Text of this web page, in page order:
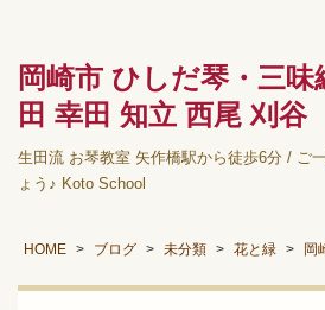
岡崎市 ひしだ琴・三味
田 幸田 知立 西尾 刈谷
生田流 お琴教室 矢作橋駅から徒歩6分 / ご
ょう♪ Koto School
HOME ブログ 未分類 花と緑 岡